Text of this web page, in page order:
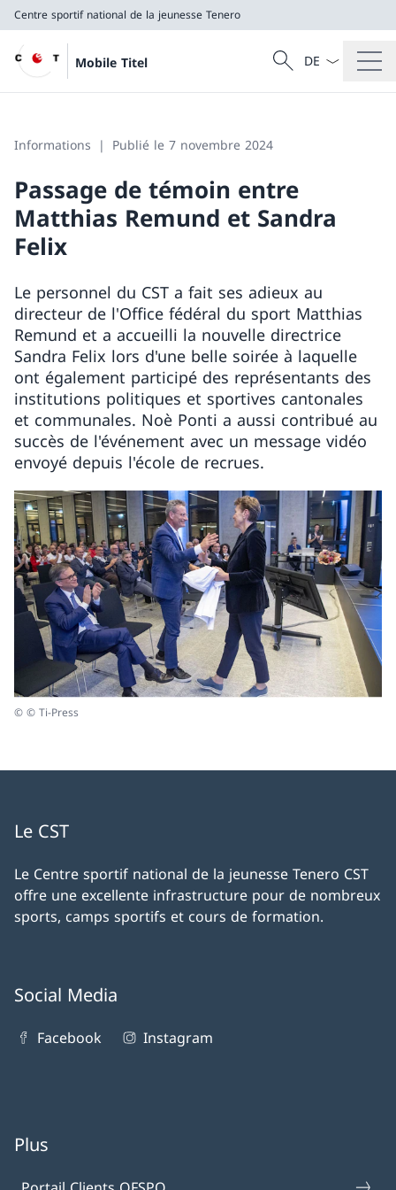
Centre sportif national de la jeunesse Tenero
Mobile Titel
Recherche
Recherche
La langue
Informations Publié le 7 novembre 2024
Passage de témoin entre
Matthias Remund et Sandra
Felix
Le personnel du CST a fait ses adieux au
directeur de l'Office fédéral du sport Matthias
Remund et a accueilli la nouvelle directrice
Sandra Felix lors d'une belle soirée à laquelle
ont également participé des représentants des
institutions politiques et sportives cantonales
et communales. Noè Ponti a aussi contribué au
succès de l'événement avec un message vidéo
envoyé depuis l'école de recrues.
© © Ti-Press
Le CST
Le Centre sportif national de la jeunesse Tenero CST
offre une excellente infrastructure pour de nombreux
sports, camps sportifs et cours de formation.
Social Media
Facebook Instagram
Plus